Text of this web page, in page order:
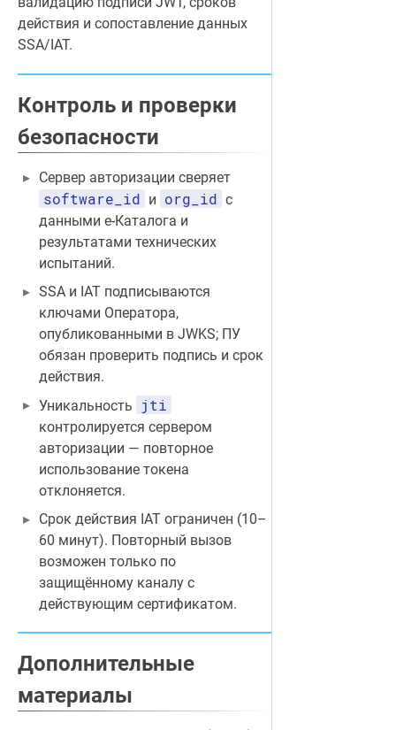
действия и сопоставление данных
SSA/IAT.
Контроль и проверки
безопасности
Сервер авторизации сверяет
software_id и org_id с
данными е-Каталога и
результатами технических
испытаний.
SSA и IAT подписываются
ключами Оператора,
опубликованными в JWKS; ПУ
обязан проверить подпись и срок
действия.
Уникальность
jti
контролируется сервером
авторизации — повторное
использование токена
отклоняется.
Срок действия IAT ограничен (10–
60 минут). Повторный вызов
возможен только по
защищённому каналу с
действующим сертификатом.
Дополнительные
материалы